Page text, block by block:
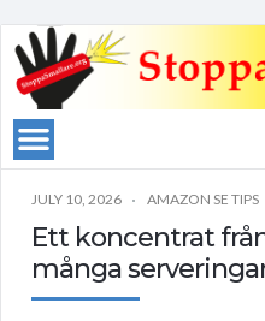
JULY 10, 2026 AMAZON SE TIPS
Ett koncentrat
många